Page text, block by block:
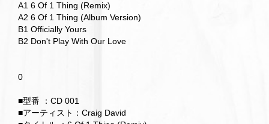
A1 6 Of 1 Thing (Remix)
A2 6 Of 1 Thing (Album Version)
B1 Officially Yours
B2 Don't Play With Our Love
0
■型番 ：CD 001
■アーティスト：Craig David